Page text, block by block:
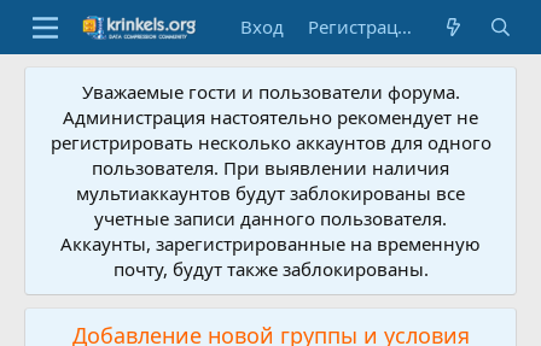
Вход Регистрация
Уважаемые гости и пользователи форума.
Администрация настоятельно рекомендует не
регистрировать несколько аккаунтов для одного
пользователя. При выявлении наличия
мультиаккаунтов будут заблокированы все
учетные записи данного пользователя.
Аккаунты, зарегистрированные на временную
почту, будут также заблокированы.
Добавление новой группы и условия